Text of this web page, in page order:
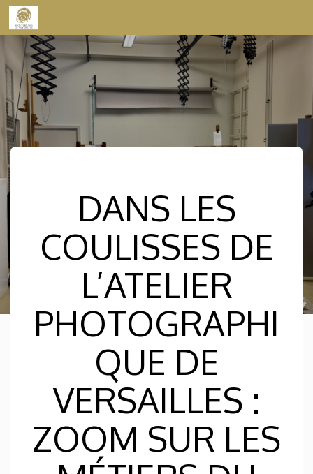
Skip to content
DANS LES
COULISSES DE
L’ATELIER
PHOTOGRAPHI
QUE DE
VERSAILLES :
ZOOM SUR LES